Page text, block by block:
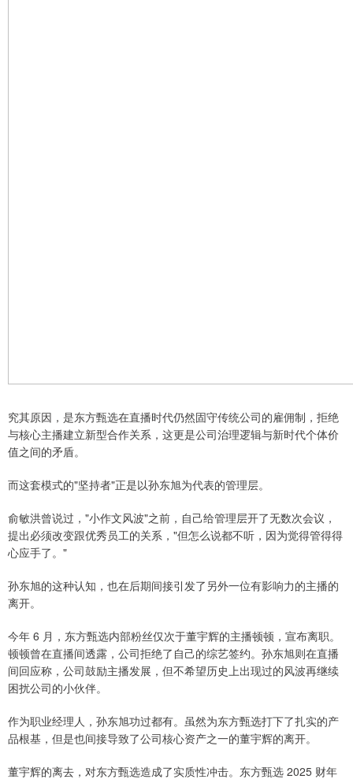
究其原因，是东方甄选在直播时代仍然固守传统公司的雇佣制，拒绝
与核心主播建立新型合作关系，这更是公司治理逻辑与新时代个体价
值之间的矛盾。
而这套模式的"坚持者"正是以孙东旭为代表的管理层。
俞敏洪曾说过，"小作文风波"之前，自己给管理层开了无数次会议，
提出必须改变跟优秀员工的关系，"但怎么说都不听，因为觉得管得得
心应手了。"
孙东旭的这种认知，也在后期间接引发了另外一位有影响力的主播的
离开。
今年 6 月，东方甄选内部粉丝仅次于董宇辉的主播顿顿，宣布离职。
顿顿曾在直播间透露，公司拒绝了自己的综艺签约。孙东旭则在直播
间回应称，公司鼓励主播发展，但不希望历史上出现过的风波再继续
困扰公司的小伙伴。
作为职业经理人，孙东旭功过都有。虽然为东方甄选打下了扎实的产
品根基，但是也间接导致了公司核心资产之一的董宇辉的离开。
董宇辉的离去，对东方甄选造成了实质性冲击。东方甄选 2025 财年